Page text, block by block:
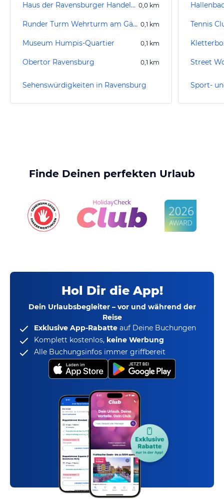
Haus der Ravensburger Handelsgesellschaft 0,0 km
Runder Turm Wehrturm am Gänsbühl 0,1 km
Museum Humpis-Quartier 0,1 km
Obertor Ravensburg 0,1 km
Sehenswürdigkeiten in Ravensburg
Tennis
Finde Deinen perfekten Urlaub
Hol Dir die App!
Dein Urlaubsbegleiter – vor und während der
Reise
Exklusive App-Rabatte auf Deine Buchungen
Komplett kostenlos, keine Werbung
Alle Buchungsinfos immer griffbereit